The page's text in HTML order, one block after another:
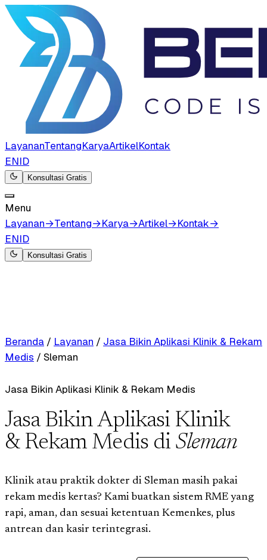
LayananTentangKaryaArtikelKontak
ENID
Konsultasi Gratis
Menu
Layanan→Tentang→Karya→Artikel→Kontak→
ENID
Konsultasi Gratis
Beranda / Layanan / Jasa Bikin Aplikasi Klinik & Rekam
Medis / Sleman
Jasa Bikin Aplikasi Klinik & Rekam Medis
Jasa Bikin Aplikasi Klinik
& Rekam Medis di Sleman
Klinik atau praktik dokter di Sleman masih pakai
rekam medis kertas? Kami buatkan sistem RME yang
rapi, aman, dan sesuai ketentuan Kemenkes, plus
antrean dan kasir terintegrasi.